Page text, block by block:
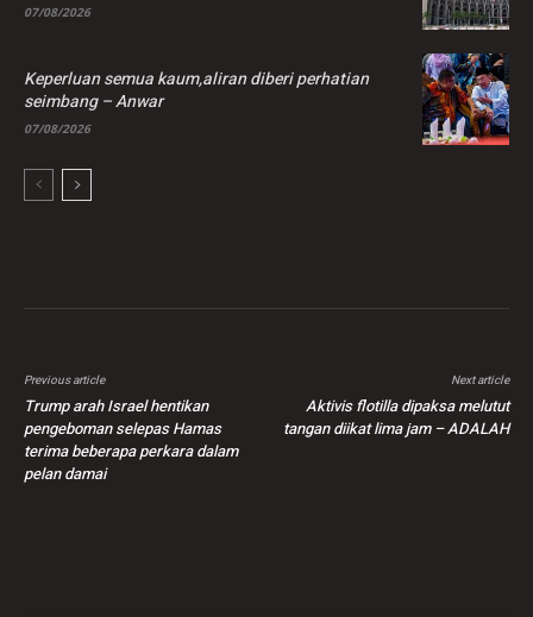
07/08/2026
Keperluan semua kaum,aliran diberi perhatian
seimbang – Anwar
07/08/2026
Previous article
Trump arah Israel hentikan
pengeboman selepas Hamas
terima beberapa perkara dalam
pelan damai
Next article
Aktivis flotilla dipaksa melutut
tangan diikat lima jam – ADALAH